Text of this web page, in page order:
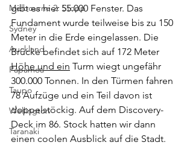
Melbourne 2. Stopp
Sydney
Auckland
Papamoa
Taupo
Wellington
Taranaki
gibt es hier 55.000 Fenster. Das
Fundament wurde teilweise bis zu 150
Meter in die Erde eingelassen. Die
Brücke befindet sich auf 172 Meter
Höhe und ein Turm wiegt ungefähr
300.000 Tonnen. In den Türmen fahren
78 Aufzüge und ein Teil davon ist
doppelstöckig. Auf dem Discovery-
Deck im 86. Stock hatten wir dann
einen coolen Ausblick auf die Stadt.